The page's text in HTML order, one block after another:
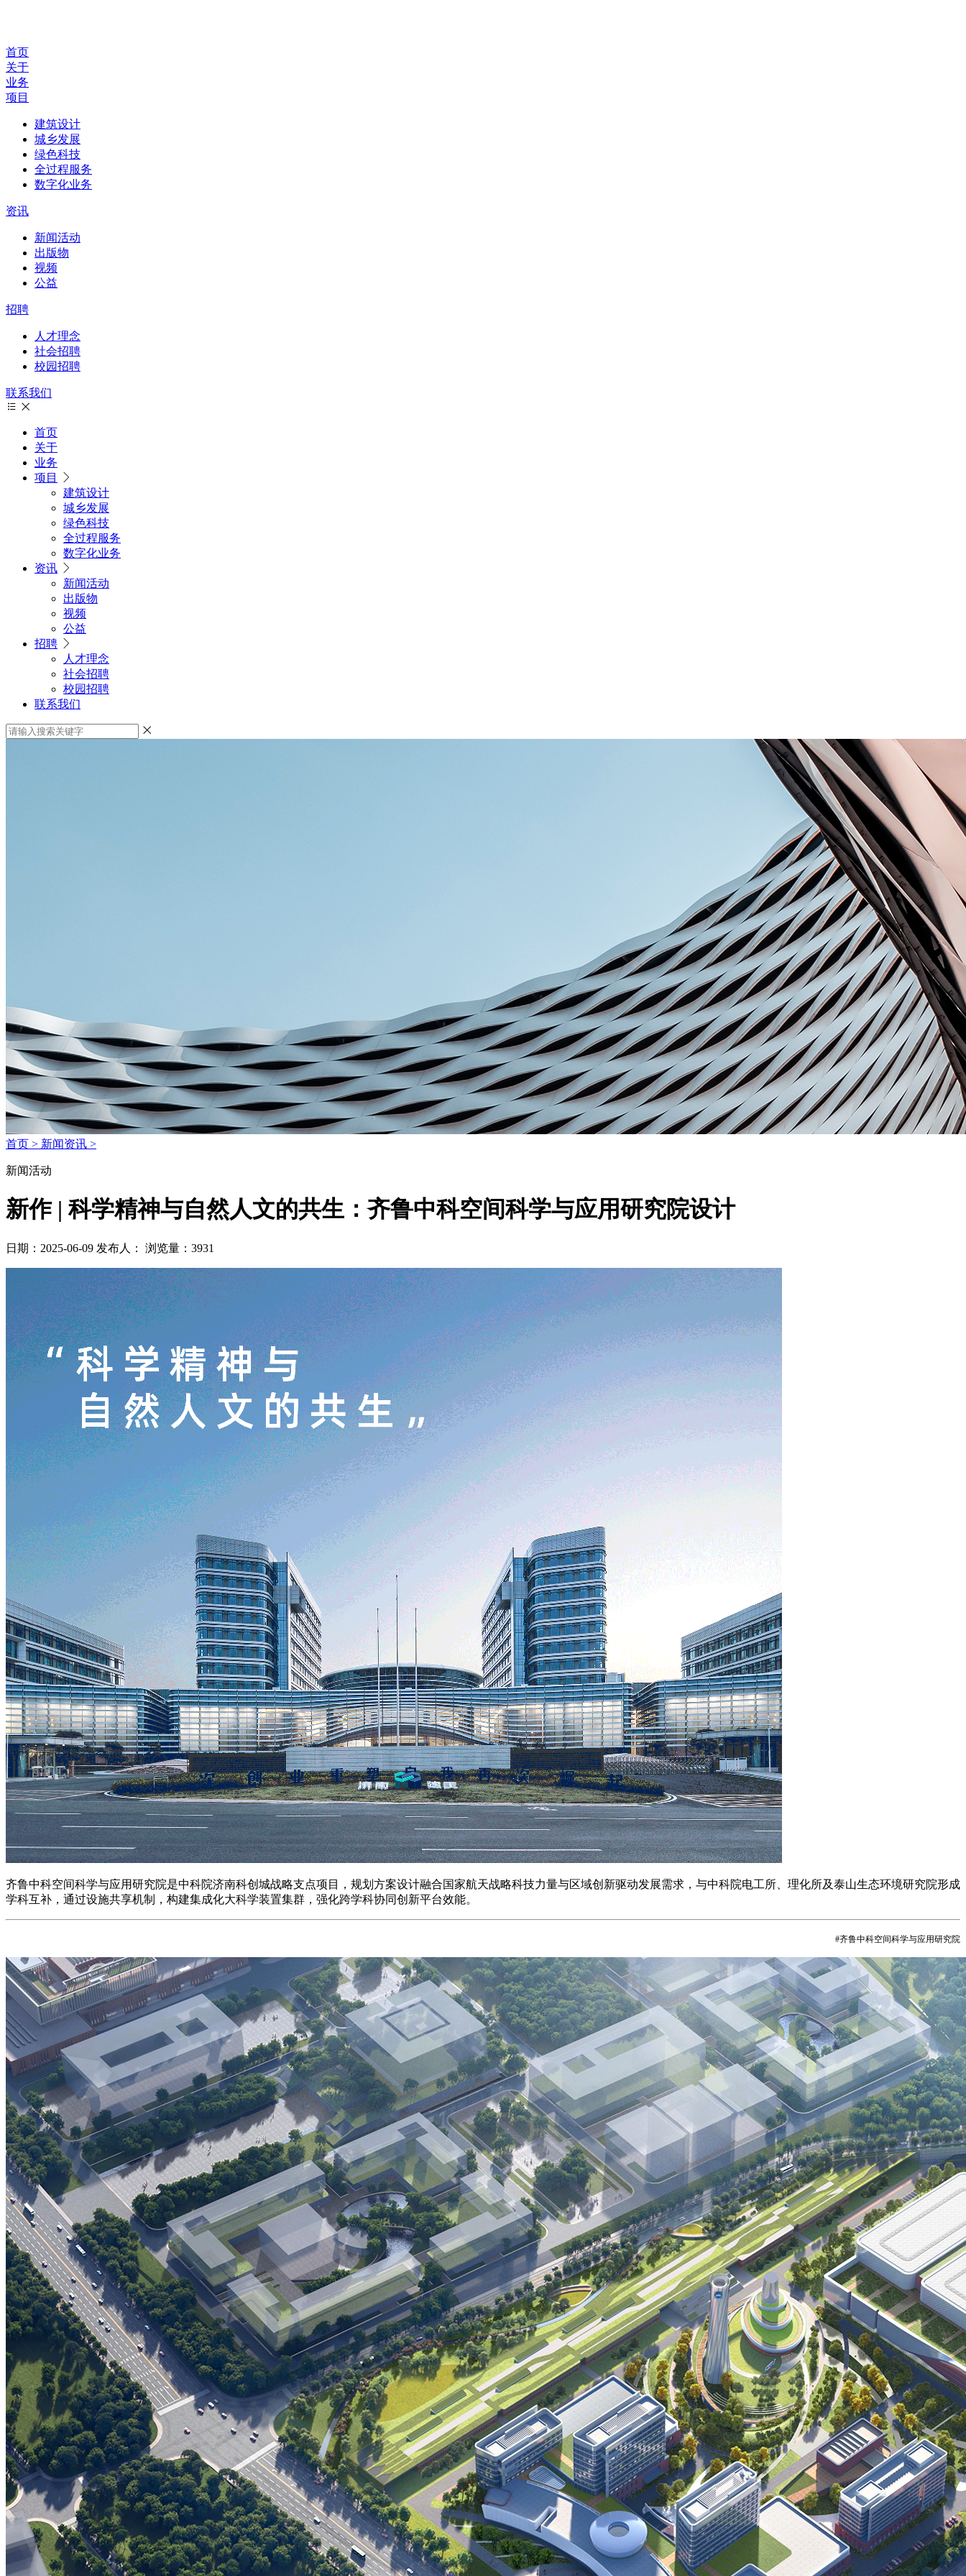
首页
关于
业务
项目
建筑设计
城乡发展
绿色科技
全过程服务
数字化业务
资讯
新闻活动
出版物
视频
公益
招聘
人才理念
社会招聘
校园招聘
联系我们
首页
关于
业务
项目
建筑设计
城乡发展
绿色科技
全过程服务
数字化业务
资讯
新闻活动
出版物
视频
公益
招聘
人才理念
社会招聘
校园招聘
联系我们
首页 > 新闻资讯 >
新闻活动
新作 | 科学精神与自然人文的共生：齐鲁中科空间科学与应用研究院设计
日期：2025-06-09 发布人： 浏览量：3931
齐鲁中科空间科学与应用研究院是中科院济南科创城战略支点项目，规划方案设计融合国家航天战略科技力量与区域创新驱动发展需求，与中科院电工所、理化所及泰山生态环境研究院形成
学科互补，通过设施共享机制，构建集成化大科学装置集群，强化跨学科协同创新平台效能。
#齐鲁中科空间科学与应用研究院